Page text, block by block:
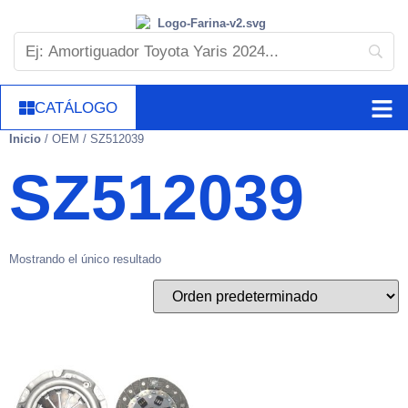
CATÁLOGO
Inicio / OEM / SZ512039
SZ512039
Mostrando el único resultado